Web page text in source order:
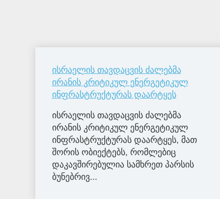
ისრაელის თავდაცვის ძალებმა
ირანის კრიტიკულ ენერგეტიკულ
ინფრასტრუქტურას დაარტყეს
ისრაელის თავდაცვის ძალებმა
ირანის კრიტიკულ ენერგეტიკულ
ინფრასტრუქტურას დაარტყეს, მათ
შორის ობიექტებს, რომლებიც
დაკავშირებულია სამხრეთ პარსის
ბუნებრივ...